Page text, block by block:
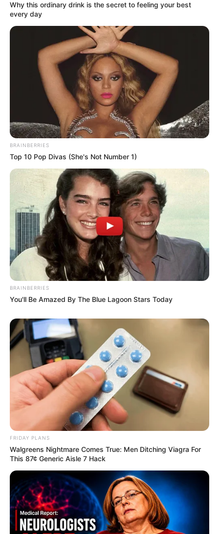
Why this ordinary drink is the secret to feeling your best
every day
BRAINBERRIES
Top 10 Pop Divas (She's Not Number 1)
BRAINBERRIES
You'll Be Amazed By The Blue Lagoon Stars Today
FRIDAY PLANS
Walgreens Nightmare Comes True: Men Ditching Viagra For
This 87¢ Generic Aisle 7 Hack